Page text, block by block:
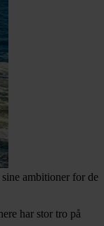
ambitioner for de
har stor tro på